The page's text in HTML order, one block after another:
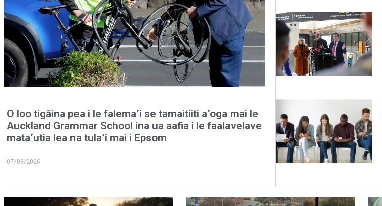
O loo tigāina pea i le falema’i se tamaitiiti a’oga mai le
Auckland Grammar School ina ua aafia i le faalavelave
mata’utia lea na tula’i mai i Epsom
07/08/2026